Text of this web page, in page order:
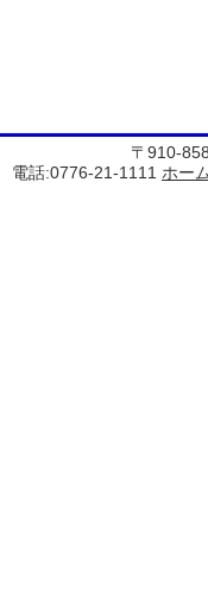
〒910-
電話:0776-21-1111 ホー